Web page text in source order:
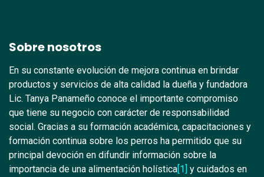
Sobre nosotros
En su constante evolución de mejora continua en brindar
productos y servicios de alta calidad la dueña y fundadora
Lic. Tanya Panameño conoce el importante compromiso
que tiene su negocio con carácter de responsabilidad
social. Gracias a su formación académica, capacitaciones y
formación continua sobre los perros ha permitido que su
principal devoción en difundir información sobre la
importancia de una alimentación holística[1] y cuidados en